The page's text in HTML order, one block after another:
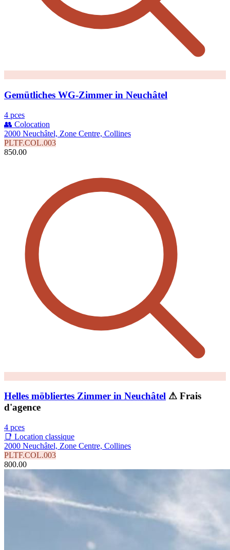
Gemütliches WG-Zimmer in Neuchâtel
4 pces
👥 Colocation
2000 Neuchâtel, Zone Centre, Collines
PLTF.COL.003
850.00
Helles möbliertes Zimmer in Neuchâtel ⚠ Frais
d'agence
4 pces
📑 Location classique
2000 Neuchâtel, Zone Centre, Collines
PLTF.COL.003
800.00